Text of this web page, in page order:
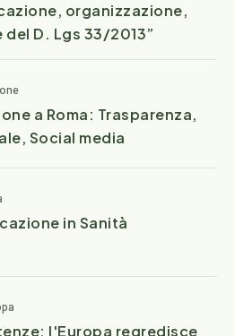
organizzazione,
del D. Lgs 33/2013”
a Roma: Trasparenza,
Social media
in Sanità
l'Europa regredisce